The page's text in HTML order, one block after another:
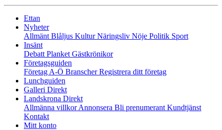
Ettan
Nyheter
Allmänt Blåljus KulturNäringsliv Nöje Politik Sport
Insänt
Debatt Planket Gästkrönikor
Företagsguiden
Företag A-Ö BranscherRegistrera ditt företag
Lunchguiden
Galleri Direkt
Landskrona Direkt
Allmänna villkorAnnonsera Bli prenumerant Kundtjänst
Kontakt
Mitt konto